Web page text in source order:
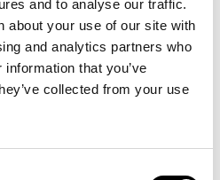
and to analyse our traffic.
about your use of our site with
and analytics partners who
that you’ve
collected from your use